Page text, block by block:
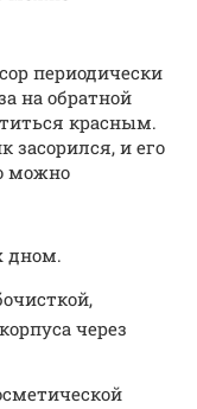
периодически
на обратной
красным.
засорился, и его
можно
дном.
через